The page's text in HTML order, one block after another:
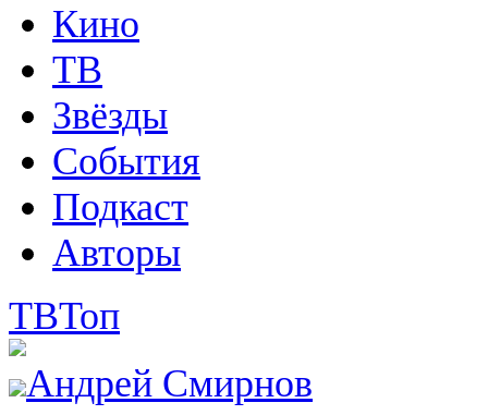
Кино
ТВ
Звёзды
События
Подкаст
Авторы
ТВТоп
Андрей Смирнов